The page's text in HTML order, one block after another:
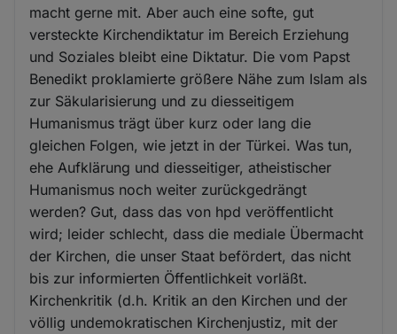
macht gerne mit. Aber auch eine softe, gut
versteckte Kirchendiktatur im Bereich Erziehung
und Soziales bleibt eine Diktatur. Die vom Papst
Benedikt proklamierte größere Nähe zum Islam als
zur Säkularisierung und zu diesseitigem
Humanismus trägt über kurz oder lang die
gleichen Folgen, wie jetzt in der Türkei. Was tun,
ehe Aufklärung und diesseitiger, atheistischer
Humanismus noch weiter zurückgedrängt
werden? Gut, dass das von hpd veröffentlicht
wird; leider schlecht, dass die mediale Übermacht
der Kirchen, die unser Staat befördert, das nicht
bis zur informierten Öffentlichkeit vorläßt.
Kirchenkritik (d.h. Kritik an den Kirchen und der
völlig undemokratischen Kirchenjustiz, mit der